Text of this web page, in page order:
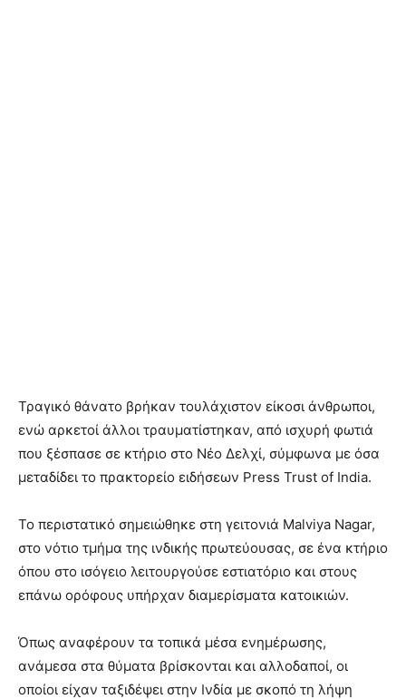
Τραγικό θάνατο βρήκαν τουλάχιστον είκοσι άνθρωποι,
ενώ αρκετοί άλλοι τραυματίστηκαν, από ισχυρή φωτιά
που ξέσπασε σε κτήριο στο Νέο Δελχί, σύμφωνα με όσα
μεταδίδει το πρακτορείο ειδήσεων Press Trust of India.
Το περιστατικό σημειώθηκε στη γειτονιά Malviya Nagar,
στο νότιο τμήμα της ινδικής πρωτεύουσας, σε ένα κτήριο
όπου στο ισόγειο λειτουργούσε εστιατόριο και στους
επάνω ορόφους υπήρχαν διαμερίσματα κατοικιών.
Όπως αναφέρουν τα τοπικά μέσα ενημέρωσης,
ανάμεσα στα θύματα βρίσκονται και αλλοδαποί, οι
οποίοι είχαν ταξιδέψει στην Ινδία με σκοπό τη λήψη